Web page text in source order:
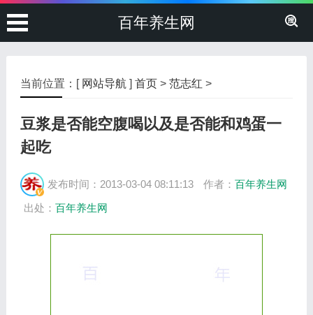
百年养生网
当前位置：[ 网站导航 ] 首页> 范志红 >
豆浆是否能空腹喝以及是否能和鸡蛋一
起吃
发布时间：2013-03-04 08:11:13 作者： 百年养生网
出处： 百年养生网